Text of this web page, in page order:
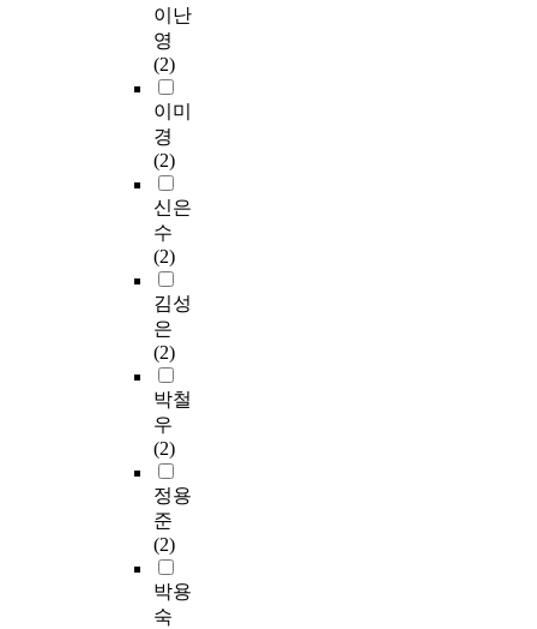
이난
영
(2)
이미
경
(2)
신은
수
(2)
김성
은
(2)
박철
우
(2)
정용
준
(2)
박용
숙